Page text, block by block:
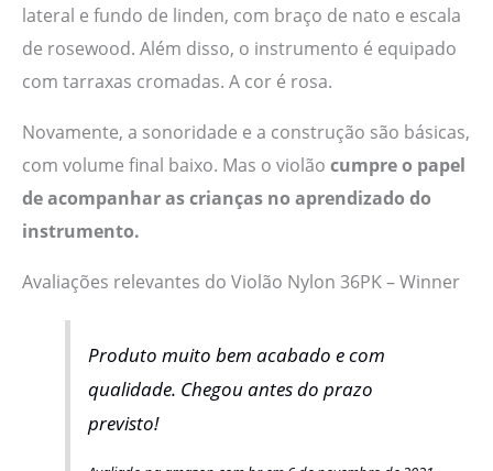
lateral e fundo de linden, com braço de nato e escala
de rosewood. Além disso, o instrumento é equipado
com tarraxas cromadas. A cor é rosa.
Novamente, a sonoridade e a construção são básicas,
com volume final baixo. Mas o violão cumpre o papel
de acompanhar as crianças no aprendizado do
instrumento.
Avaliações relevantes do Violão Nylon 36PK – Winner
Produto muito bem acabado e com
qualidade. Chegou antes do prazo
previsto!